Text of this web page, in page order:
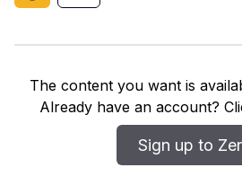
que el historiador se detiene a
y análisis. Entendiendo biografía
(bio-grafía) este artículo se
biógrafo» para conocer tanto a
biografiados como el modo
analizar que Revuelta desarrolló
The content you want is
Already have an account?
Sign up to